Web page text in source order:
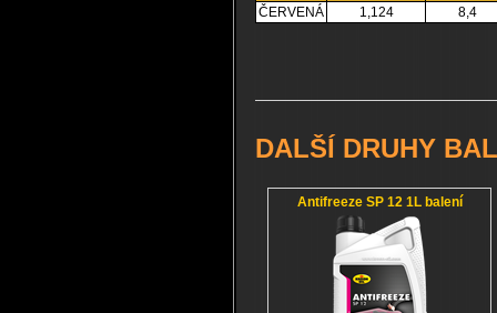
ČERVENÁ
1,124 8,4
DALŠÍ DRUHY
Antifreeze SP 12 1L balení